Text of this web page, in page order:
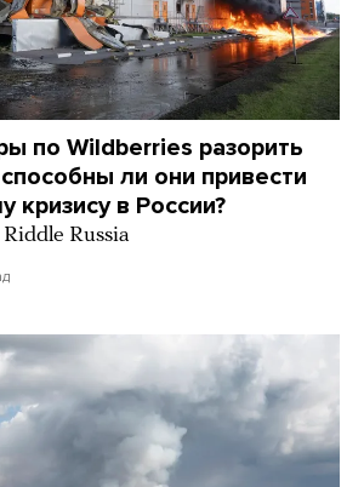
по Wildberries разорить
ли они привести
кризису в России?
Russia